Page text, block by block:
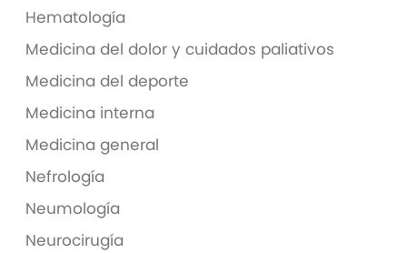
Hematología
Medicina del dolor y cuidados paliativos
Medicina del deporte
Medicina interna
Medicina general
Nefrología
Neumología
Neurocirugía